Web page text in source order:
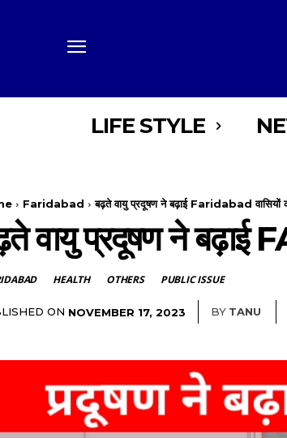
LIFE STYLE
Faridabad बढ़ते वायु प्रदूषण ने बढ़ाई Faridabad वासियों
वायु प्रदूषण ने बढ़ाई
HEALTH OTHERS PUBLIC ISSUE
ON NOVEMBER 17, 2023 BY TANU